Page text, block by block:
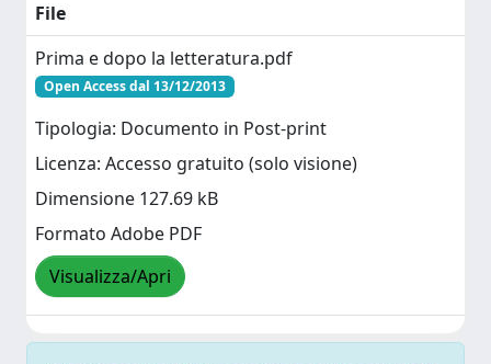
File
Prima e dopo la letteratura.pdf
Open Access dal 13/12/2013
Tipologia: Documento in Post-print
Licenza: Accesso gratuito (solo visione)
Dimensione 127.69 kB
Formato Adobe PDF
Visualizza/Apri